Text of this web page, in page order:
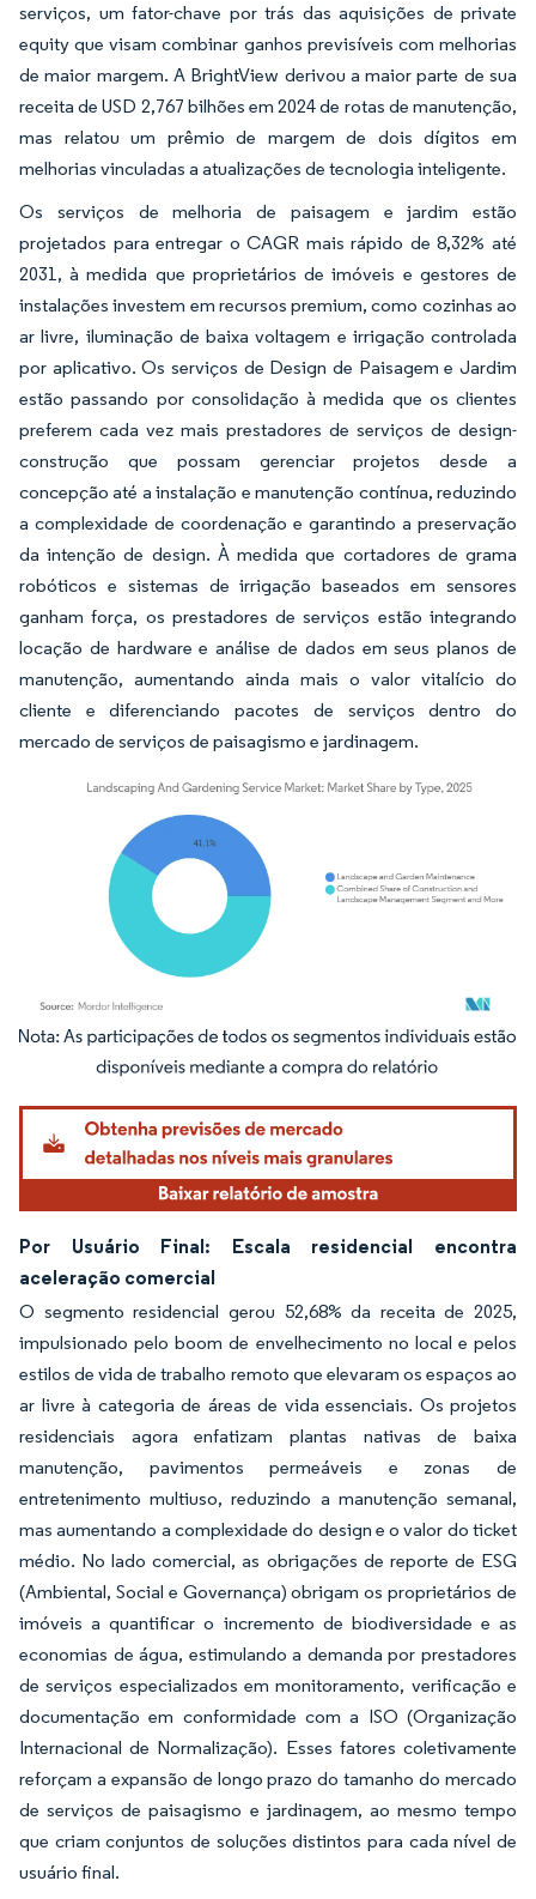
serviços, um fator-chave por trás das aquisições de private
equity que visam combinar ganhos previsíveis com melhorias
de maior margem. A BrightView derivou a maior parte de sua
receita de USD 2,767 bilhões em 2024 de rotas de manutenção,
mas relatou um prêmio de margem de dois dígitos em
melhorias vinculadas a atualizações de tecnologia inteligente.
Os serviços de melhoria de paisagem e jardim estão
projetados para entregar o CAGR mais rápido de 8,32% até
2031, à medida que proprietários de imóveis e gestores de
instalações investem em recursos premium, como cozinhas ao
ar livre, iluminação de baixa voltagem e irrigação controlada
por aplicativo. Os serviços de Design de Paisagem e Jardim
estão passando por consolidação à medida que os clientes
preferem cada vez mais prestadores de serviços de design-
construção que possam gerenciar projetos desde a
concepção até a instalação e manutenção contínua, reduzindo
a complexidade de coordenação e garantindo a preservação
da intenção de design. À medida que cortadores de grama
robóticos e sistemas de irrigação baseados em sensores
ganham força, os prestadores de serviços estão integrando
locação de hardware e análise de dados em seus planos de
manutenção, aumentando ainda mais o valor vitalício do
cliente e diferenciando pacotes de serviços dentro do
mercado de serviços de paisagismo e jardinagem.
Imagem © Mordor Intelligence. O reuso requer atribuição conforme CC BY 4.0.
Por Usuário Final: Escala residencial encontra
aceleração comercial
O segmento residencial gerou 52,68% da receita de 2025,
impulsionado pelo boom de envelhecimento no local e pelos
estilos de vida de trabalho remoto que elevaram os espaços ao
ar livre à categoria de áreas de vida essenciais. Os projetos
residenciais agora enfatizam plantas nativas de baixa
manutenção, pavimentos permeáveis e zonas de
entretenimento multiuso, reduzindo a manutenção semanal,
mas aumentando a complexidade do design e o valor do ticket
médio. No lado comercial, as obrigações de reporte de ESG
(Ambiental, Social e Governança) obrigam os proprietários de
imóveis a quantificar o incremento de biodiversidade e as
economias de água, estimulando a demanda por prestadores
de serviços especializados em monitoramento, verificação e
documentação em conformidade com a ISO (Organização
Internacional de Normalização). Esses fatores coletivamente
reforçam a expansão de longo prazo do tamanho do mercado
de serviços de paisagismo e jardinagem, ao mesmo tempo
que criam conjuntos de soluções distintos para cada nível de
usuário final.